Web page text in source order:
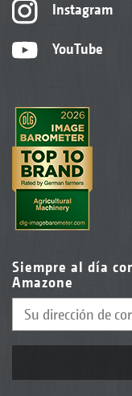
Instagram
YouTube
Siempre al día
Amazone